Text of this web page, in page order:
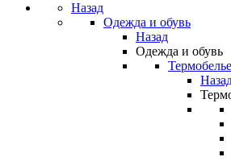
Назад
Одежда и обувь
Назад
Одежда и обувь
Термобелье